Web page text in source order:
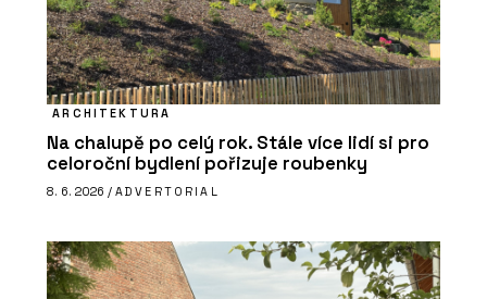
ARCHITEKTURA
Na chalupě po celý rok. Stále více lidí si pro
celoroční bydlení pořizuje roubenky
8. 6. 2026 / ADVERTORIAL